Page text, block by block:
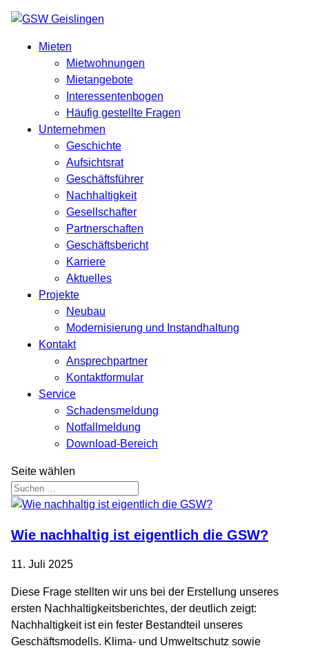
Mieten
Mietwohnungen
Mietangebote
Interessentenbogen
Häufig gestellte Fragen
Unternehmen
Geschichte
Aufsichtsrat
Geschäftsführer
Nachhaltigkeit
Gesellschafter
Partnerschaften
Geschäftsbericht
Karriere
Aktuelles
Projekte
Neubau
Modernisierung und Instandhaltung
Kontakt
Ansprechpartner
Kontaktformular
Service
Schadensmeldung
Notfallmeldung
Download-Bereich
Seite wählen
Wie nachhaltig ist eigentlich die GSW?
11. Juli 2025
Diese Frage stellten wir uns bei der Erstellung unseres
ersten Nachhaltigkeitsberichtes, der deutlich zeigt:
Nachhaltigkeit ist ein fester Bestandteil unseres
Geschäftsmodells. Klima- und Umweltschutz sowie